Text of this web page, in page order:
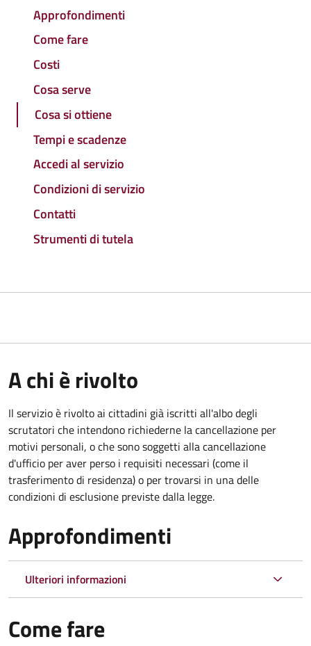
Approfondimenti
Come fare
Costi
Cosa serve
Cosa si ottiene
Tempi e scadenze
Accedi al servizio
Condizioni di servizio
Contatti
Strumenti di tutela
A chi è rivolto
Il servizio è rivolto ai cittadini già iscritti all'albo degli
scrutatori che intendono richiederne la cancellazione per
motivi personali, o che sono soggetti alla cancellazione
d'ufficio per aver perso i requisiti necessari (come il
trasferimento di residenza) o per trovarsi in una delle
condizioni di esclusione previste dalla legge.
Approfondimenti
Ulteriori informazioni
Come fare